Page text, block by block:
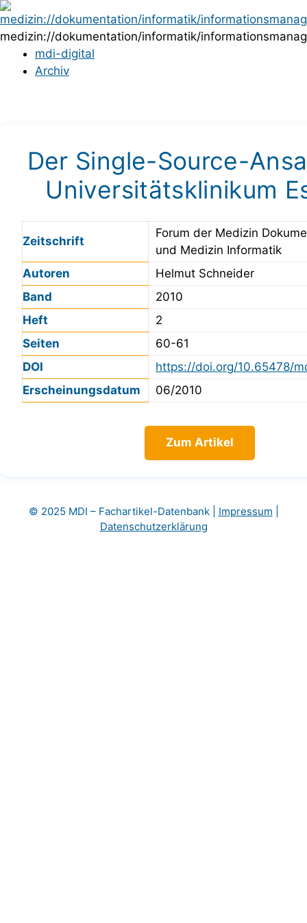
Zum
Inhalt
springen
medizin://dokumentation/informatik/
mdi-digital
Archiv
Der Single-Source-
Universitätsklinikum
Zeitschrift
Forum der Medizin
und Medizin Informatik
Autoren
Helmut Schneider
Band
2010
Heft
2
Seiten
60-61
DOI
https://doi.org/10.65478/
Erscheinungsdatum
06/2010
Zum Artikel
© 2025 MDI – Fachartikel-Datenbank| Impressum
Datenschutzerklärung